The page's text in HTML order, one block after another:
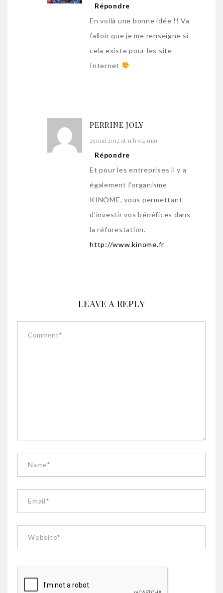
Répondre
En voilà une bonne idée !! Va
falloir que je me renseigne si
cela existe pour les site
Internet
PERRINE JOLY
25 mai 2012 at 11 h 04 min
Répondre
Et pour les entreprises il y a
également l’organisme
KINOME, vous permettant
d’investir vos bénéfices dans
la réforestation.
http://www.kinome.fr
LEAVE A REPLY